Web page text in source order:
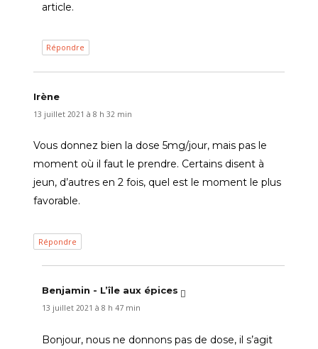
article.
Répondre
Irène
13 juillet 2021 à 8 h 32 min
Vous donnez bien la dose 5mg/jour, mais pas le
moment où il faut le prendre. Certains disent à
jeun, d’autres en 2 fois, quel est le moment le plus
favorable.
Répondre
Benjamin - L’île aux épices dit :
13 juillet 2021 à 8 h 47 min
Bonjour, nous ne donnons pas de dose, il s’agit